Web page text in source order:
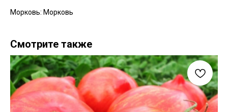
Морковь: Морковь
Смотрите также